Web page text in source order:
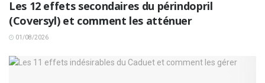
Les 12 effets secondaires du périndopril
(Coversyl) et comment les atténuer
01/08/2026